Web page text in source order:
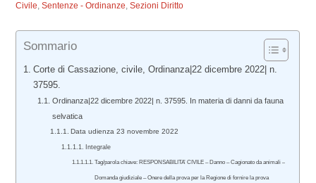
Civile,Sentenze - Ordinanze,Sezioni Diritto
Sommario
Corte di Cassazione, civile, Ordinanza|22 dicembre 2022| n.
37595.
Ordinanza|22 dicembre 2022| n. 37595. In materia di danni da fauna
selvatica
Data udienza 23 novembre 2022
Integrale
Tag/parola chiave: RESPONSABILITA’ CIVILE – Danno – Cagionato da animali –
Domanda giudiziale – Onere della prova per la Regione di fornire la prova